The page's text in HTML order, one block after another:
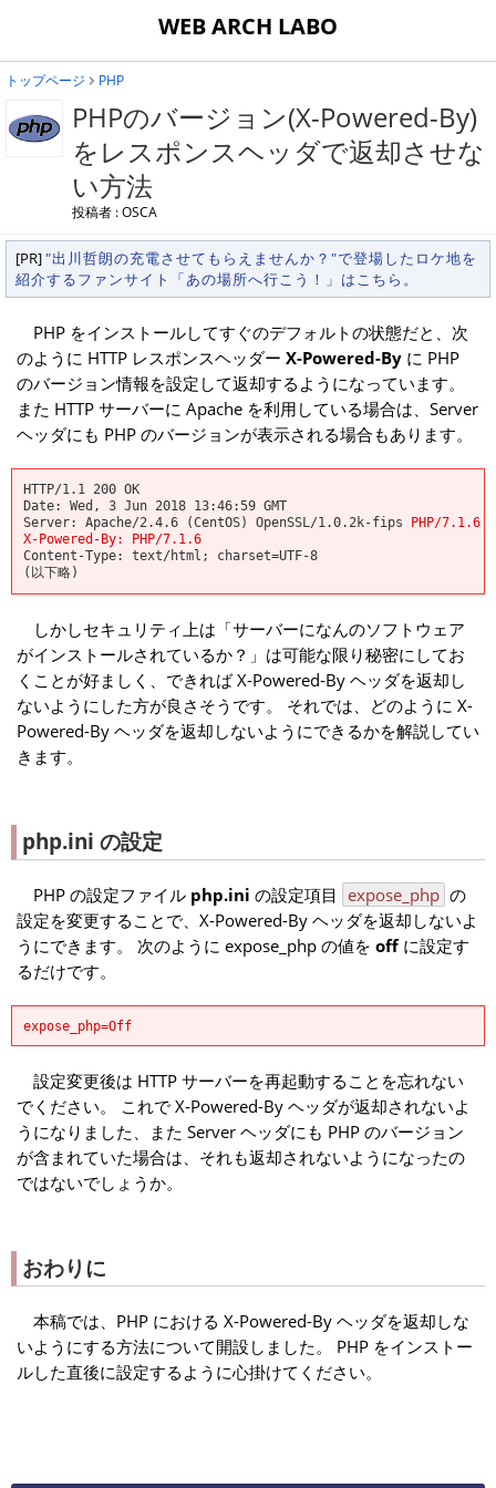
WEB ARCH LABO
トップページ PHP
PHPのバージョン(X-Powered-By)
をレスポンスヘッダで返却させな
い方法
投稿者 : OSCA
[PR]"出川哲朗の充電させてもらえませんか？"で登場したロケ地を
紹介するファンサイト「あの場所へ行こう！」はこちら。
PHP をインストールしてすぐのデフォルトの状態だと、次
のように HTTP レスポンスヘッダー X-Powered-By に PHP
のバージョン情報を設定して返却するようになっています。
また HTTP サーバーに Apache を利用している場合は、Server
ヘッダにも PHP のバージョンが表示される場合もあります。
HTTP/1.1 200 OK
Date: Wed, 3 Jun 2018 13:46:59 GMT
Server: Apache/2.4.6 (CentOS) OpenSSL/1.0.2k-fips PHP/7.1.6
X-Powered-By: PHP/7.1.6
Content-Type: text/html; charset=UTF-8
(以下略)
しかしセキュリティ上は「サーバーになんのソフトウェア
がインストールされているか？」は可能な限り秘密にしてお
くことが好ましく、できれば X-Powered-By ヘッダを返却し
ないようにした方が良さそうです。 それでは、どのように X-
Powered-By ヘッダを返却しないようにできるかを解説してい
きます。
php.ini の設定
PHP の設定ファイル php.ini の設定項目 expose_php の
設定を変更することで、X-Powered-By ヘッダを返却しないよ
うにできます。 次のように expose_php の値を offに設定す
るだけです。
expose_php=Off
設定変更後は HTTP サーバーを再起動することを忘れない
でください。 これで X-Powered-By ヘッダが返却されないよ
うになりました、また Server ヘッダにも PHP のバージョン
が含まれていた場合は、それも返却されないようになったの
ではないでしょうか。
おわりに
本稿では、PHP における X-Powered-By ヘッダを返却しな
いようにする方法について開設しました。 PHP をインストー
ルした直後に設定するように心掛けてください。